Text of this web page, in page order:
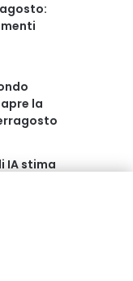
agosto:
la
IA stima